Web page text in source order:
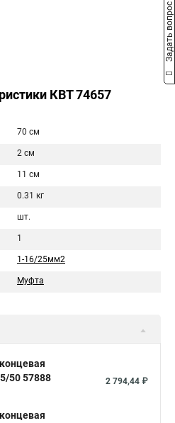
КВТ 74657
70 см
2 см
11 см
0.31 кг
шт.
1
1-16/25мм2
Муфта
50 57888
2 794,44 ₽
Задать вопрос